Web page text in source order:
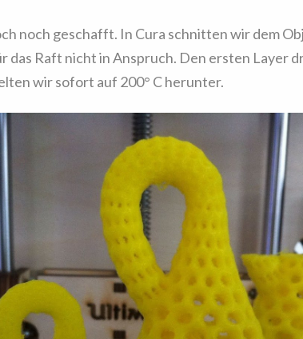
noch geschafft. In Cura schnitten wir dem
das Raft nicht in Anspruch. Den ersten Layer
wir sofort auf 200° C herunter.